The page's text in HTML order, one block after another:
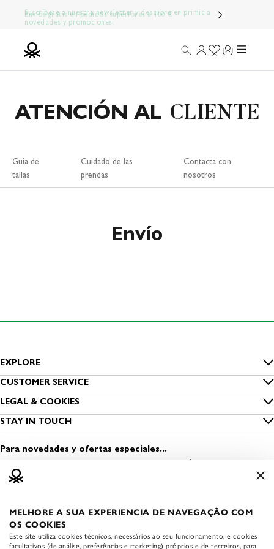
MELHORE A SUA EXPERIENCIA DE NAVEGAÇÃO COM
OS COOKIES
Este site utiliza cookies técnicos, necessários ao seu funcionamento, e cookies
facultativos (de análise, preferências e marketing) próprios e de terceiros, para
Envíos gratis en pedidos superiores a 100 €
Suscríbete a nuestra newsletter y descubre en primicia
novedades y promociones.
Benetton Official BuscarIniciar sesión
WishlistCarrito
ATENCIÓN AL CLIENTE
Guía de
tallas
Cuidado de las
prendas
Contacta con
nosotros
Envío
EXPLORE
Inside Benetton
Benetton Group
Sostenibilidad
Viste Seguro
Media & Press
CUSTOMER SERVICE
Guía de tallas
Cuidado de las prendas
Contacta con nosotros
LEGAL & COOKIES
Privacidad
Condiciones de uso
Accessibility statement
STAY IN TOUCH
Encuentra una tienda
Trabaja con nosotros
Para novedades y ofertas especiales...
APP BENETTON
Descarga la APP oficial de
Benetton: